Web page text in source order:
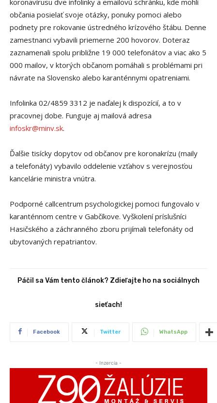
koronavírusu dve infolinky a emailovú schránku, kde mohli
občania posielať svoje otázky, ponuky pomoci alebo
podnety pre rokovanie ústredného krízového štábu. Denne
zamestnanci vybavili priemerne 200 hovorov. Doteraz
zaznamenali spolu približne 19 000 telefonátov a viac ako 5
000 mailov, v ktorých občanom pomáhali s problémami pri
návrate na Slovensko alebo karanténnymi opatreniami.
Infolinka 02/4859 3312 je naďalej k dispozícií, a to v
pracovnej dobe. Funguje aj mailová adresa
infoskr@minv.sk.
Ďalšie tisícky dopytov od občanov pre koronakrízu (maily
a telefonáty) vybavilo oddelenie vzťahov s verejnosťou
kancelárie ministra vnútra.
Podporné callcentrum psychologickej pomoci fungovalo v
karanténnom centre v Gabčíkove. Vyškolení príslušníci
Hasičského a záchranného zboru prijímali telefonáty od
ubytovaných repatriantov.
Páčil sa Vám tento článok? Zdieľajte ho na sociálnych
sieťach!
Facebook Twitter WhatsApp
- Inzercia -